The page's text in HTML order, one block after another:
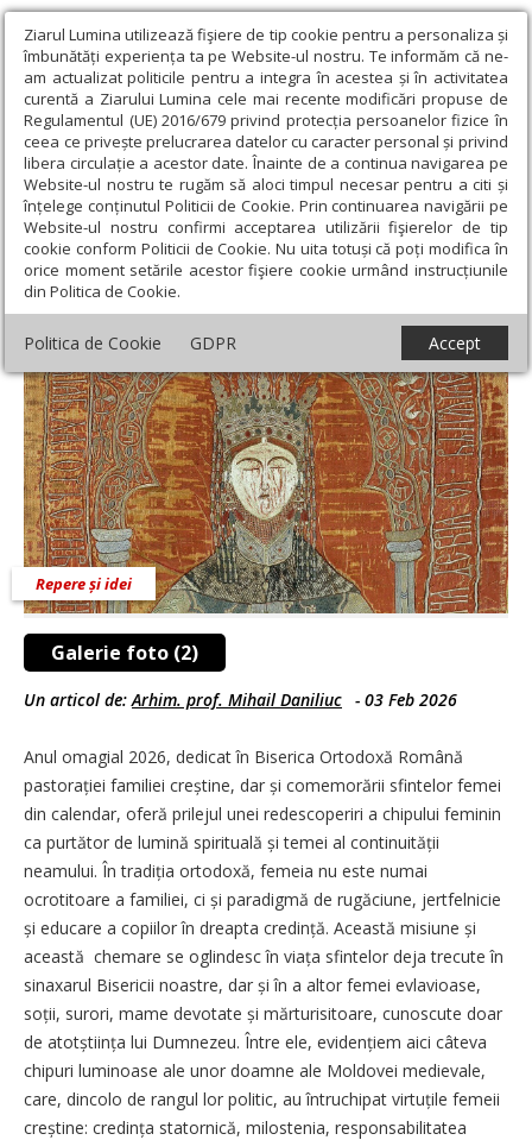
Ziarul Lumina utilizează fişiere de tip cookie pentru a personaliza și
îmbunătăți experiența ta pe Website-ul nostru. Te informăm că ne-
am actualizat politicile pentru a integra în acestea și în activitatea
curentă a Ziarului Lumina cele mai recente modificări propuse de
Regulamentul (UE) 2016/679 privind protecția persoanelor fizice în
ceea ce privește prelucrarea datelor cu caracter personal și privind
libera circulație a acestor date. Înainte de a continua navigarea pe
Website-ul nostru te rugăm să aloci timpul necesar pentru a citi și
înțelege conținutul Politicii de Cookie. Prin continuarea navigării pe
Website-ul nostru confirmi acceptarea utilizării fişierelor de tip
cookie conform Politicii de Cookie. Nu uita totuși că poți modifica în
orice moment setările acestor fişiere cookie urmând instrucțiunile
din Politica de Cookie.
Politica de Cookie GDPR Accept
Ziarul Lumina › Opinii › Repere și idei › Doamnele Moldovei,
candele de lumină și fapte bune
Doamnele Moldovei, candele de lumină și
fapte bune
Galerie foto (2)
Repere și idei
Un articol de: Arhim. prof. Mihail Daniliuc - 03 Feb 2026
Anul omagial 2026, dedicat în Biserica Ortodoxă Română
pastorației familiei creștine, dar și comemorării sfintelor femei
din calendar, oferă prilejul unei redescoperiri a chipului feminin
ca purtător de lumină spirituală și temei al continuității
neamului. În tradiția ortodoxă, femeia nu este numai
ocrotitoare a familiei, ci și paradigmă de rugăciune, jertfelnicie
și educare a copiilor în dreapta credință. Această misiune și
această chemare se oglindesc în viața sfintelor deja trecute în
sinaxarul Bisericii noastre, dar și în a altor femei evlavioase,
soții, surori, mame devotate și mărturisitoare, cunoscute doar
de atotștiința lui Dumnezeu. Între ele, evidențiem aici câteva
chipuri luminoase ale unor doamne ale Moldovei medievale,
care, dincolo de rangul lor politic, au întruchipat virtuțile femeii
creștine: credința statornică, milostenia, responsabilitatea